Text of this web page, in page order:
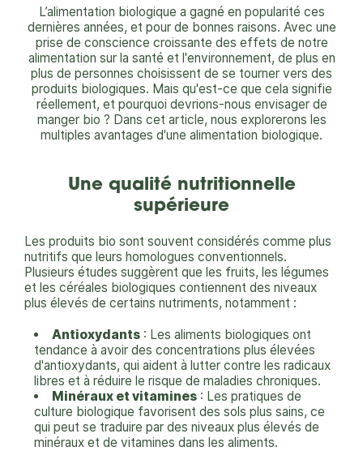
L’alimentation biologique a gagné en popularité ces
dernières années, et pour de bonnes raisons. Avec une
prise de conscience croissante des effets de notre
alimentation sur la santé et l'environnement, de plus en
plus de personnes choisissent de se tourner vers des
produits biologiques. Mais qu'est-ce que cela signifie
réellement, et pourquoi devrions-nous envisager de
manger bio ? Dans cet article, nous explorerons les
multiples avantages d'une alimentation biologique.
Une qualité nutritionnelle
supérieure
Les produits bio sont souvent considérés comme plus
nutritifs que leurs homologues conventionnels.
Plusieurs études suggèrent que les fruits, les légumes
et les céréales biologiques contiennent des niveaux
plus élevés de certains nutriments, notamment :
Antioxydants: Les aliments biologiques ont
tendance à avoir des concentrations plus élevées
d'antioxydants, qui aident à lutter contre les radicaux
libres et à réduire le risque de maladies chroniques.
Minéraux et vitamines: Les pratiques de
culture biologique favorisent des sols plus sains, ce
qui peut se traduire par des niveaux plus élevés de
minéraux et de vitamines dans les aliments.